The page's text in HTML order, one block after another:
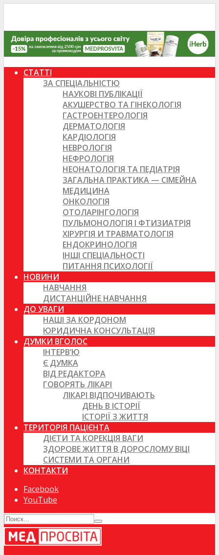
СТАТТІ
ЗА СПЕЦІАЛЬНІСТЮ
НАУКОВІ ПУБЛІКАЦІЇ
АКУШЕРСТВО ТА ГІНЕКОЛОГІЯ
ГАСТРОЕНТЕРОЛОГІЯ
ДЕРМАТОЛОГІЯ
КАРДІОЛОГІЯ
НЕВРОЛОГІЯ
НЕФРОЛОГІЯ
НЕОНАТОЛОГІЯ ТА ПЕДІАТРІЯ
ЗАГАЛЬНА ПРАКТИКА — СІМЕЙНА
МЕДИЦИНА
ОНКОЛОГІЯ
ОТОЛАРІНГОЛОГІЯ
ПУЛЬМОНОЛОГІЯ І ФТИЗИАТРІЯ
ХІРУРГІЯ И ТРАВМАТОЛОГІЯ
ЕНДОКРИНОЛОГІЯ
ІНШІ СПЕЦІАЛЬНОСТІ
ПИТАННЯ ПСИХОЛОГІЇ
НОВИНИ
НАВЧАННЯ
ДИСТАНЦІЙНЕ НАВЧАННЯ
ДО УВАГИ
НАШІ ЗА КОРДОНОМ
ЮРИДИЧНА КОНСУЛЬТАЦІЯ
ДУМКИ ВГОЛОС
ІНТЕРВ’Ю
Є ДУМКА
ВІД РЕДАКТОРА
ГОВОРЯТЬ ЛІКАРІ
ЛІКАРІ ВІДПОЧИВАЮТЬ
ДЕНЬ В ІСТОРІЇ
ІСТОРІЇ З ЖИТТЯ
ТЕРИТОРІЯ ПАЦІЄНТА
ДІЄТИ ТА КОРЕКЦІЯ ВАГИ
ЗДОРОВЕ ЖИТТЯ В ДОРОСЛОМУ ВІЦІ
СИСТЕМИ ТА ОРГАНИ
КОНТАКТИ
Facebook
YouTube